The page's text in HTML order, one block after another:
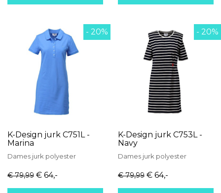
- 20%
K-Design jurk C751L -
Marina
Dames jurk polyester
€ 79,99 € 64,-
- 20%
K-Design jurk C753L -
Navy
Dames jurk polyester
€ 79,99 € 64,-